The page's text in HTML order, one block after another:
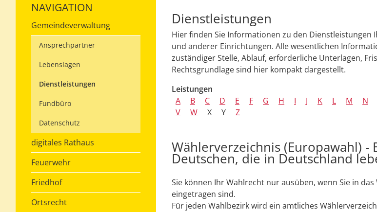
NAVIGATION
Gemeindeverwaltung
Ansprechpartner
Lebenslagen
Dienstleistungen
Fundbüro
Datenschutz
digitales Rathaus
Feuerwehr
Friedhof
Ortsrecht
Dienstleistungen
Hier finden Sie Informationen zu den Dienstleistungen
und anderer Einrichtungen. Alle wesentlichen
zuständiger Stelle, Ablauf, erforderliche Unterlagen,
Rechtsgrundlage sind hier kompakt dargestellt.
Leistungen
A
B C D E F G H I J K L M N
V
W X Y Z
Wählerverzeichnis (Europawahl) -
Deutschen, die in Deutschland
Sie können Ihr Wahlrecht nur ausüben, wenn Sie in
eingetragen sind.
Für jeden Wahlbezirk wird ein amtliches